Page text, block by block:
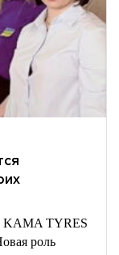
KAMA TYRES
роль